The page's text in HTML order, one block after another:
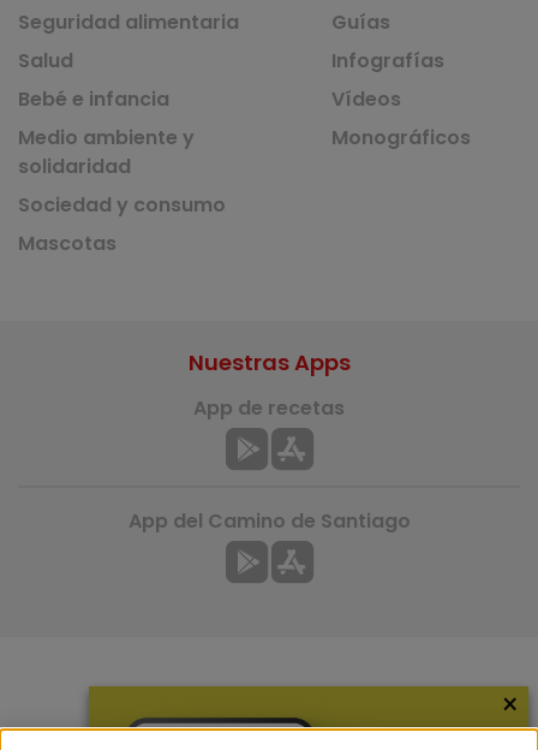
Seguridad alimentaria
Salud
Bebé e infancia
Medio ambiente y
solidaridad
Sociedad y consumo
Mascotas
Guías
Infografías
Vídeos
Monográficos
Nuestras Apps
App de recetas
App del Camino de Santiago
×